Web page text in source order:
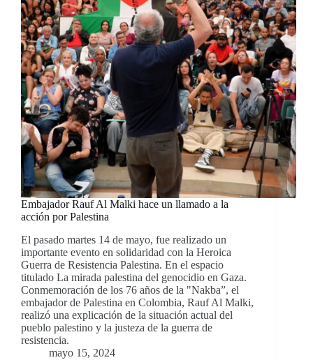
Embajador Rauf Al Malki hace un llamado a la
acción por Palestina
El pasado martes 14 de mayo, fue realizado un
importante evento en solidaridad con la Heroica
Guerra de Resistencia Palestina. En el espacio
titulado La mirada palestina del genocidio en Gaza.
Conmemoración de los 76 años de la "Nakba”, el
embajador de Palestina en Colombia, Rauf Al Malki,
realizó una explicación de la situación actual del
pueblo palestino y la justeza de la guerra de
resistencia.
mayo 15, 2024